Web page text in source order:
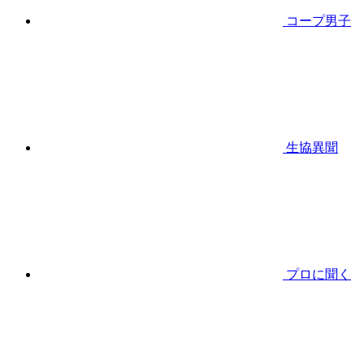
コープ男子
生協異聞
プロに聞く